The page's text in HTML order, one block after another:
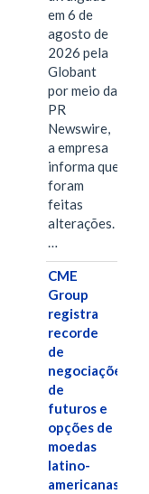
em 6 de
agosto de
2026 pela
Globant
por meio da
PR
Newswire,
a empresa
informa que
foram
feitas
alterações.
…
CME
Group
registra
recorde
de
negociações
de
futuros e
opções de
moedas
latino-
americanas